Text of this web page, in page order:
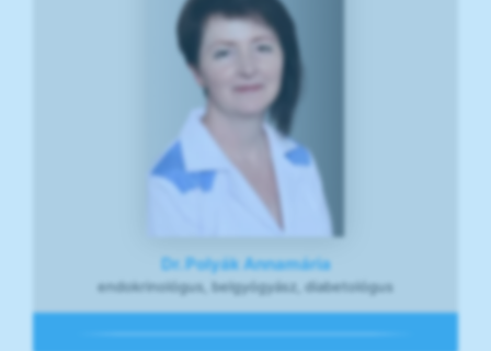
Dr. Polyák Annamária
endokrinológus, belgyógyász, diabetológus